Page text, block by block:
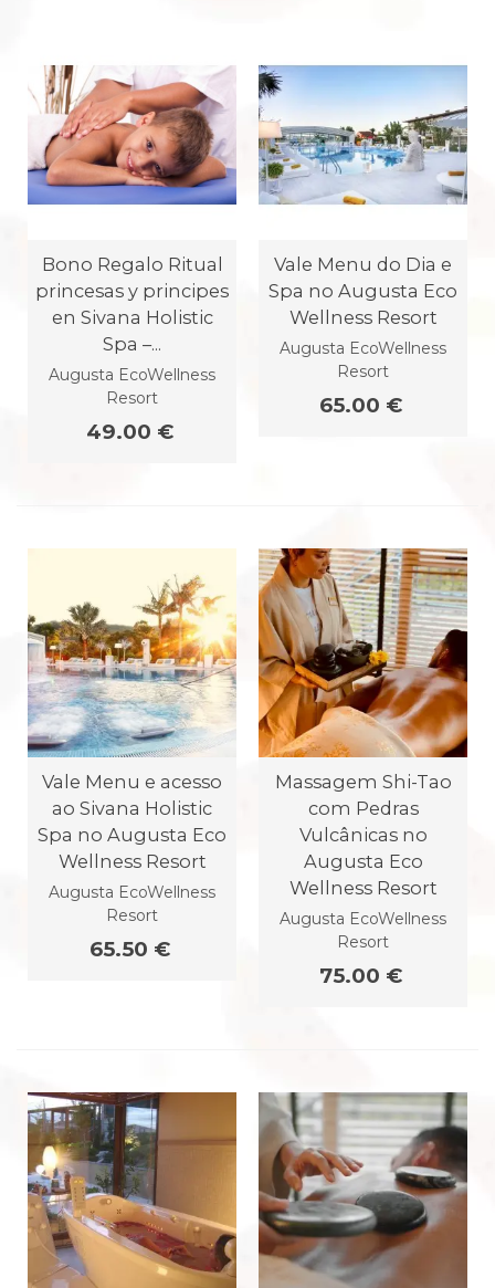
Bono Regalo Ritual
princesas y principes
en Sivana Holistic
Spa –...
Augusta EcoWellness
Resort
49.00 €
Vale Menu do Dia e
Spa no Augusta Eco
Wellness Resort
Augusta EcoWellness
Resort
65.00 €
Vale Menu e acesso
ao Sivana Holistic
Spa no Augusta Eco
Wellness Resort
Augusta EcoWellness
Resort
65.50 €
Massagem Shi-Tao
com Pedras
Vulcânicas no
Augusta Eco
Wellness Resort
Augusta EcoWellness
Resort
75.00 €